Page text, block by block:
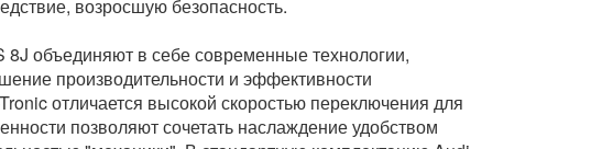
возросшую безопасность.
объединяют в себе современные технологии,
производительности и эффективности
отличается высокой скоростью переключения для
позволяют сочетать наслаждение удобством